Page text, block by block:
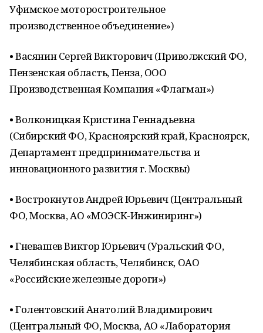
Уфимское моторостроительное
производственное объединение»)
• Васянин Сергей Викторович (Приволжский ФО,
Пензенская область, Пенза, ООО
Производственная Компания «Флагман»)
• Волконицкая Кристина Геннадьевна
(Сибирский ФО, Красноярский край, Красноярск,
Департамент предпринимательства и
инновационного развития г. Москвы)
• Вострокнутов Андрей Юрьевич (Центральный
ФО, Москва, АО «МОЭСК-Инжиниринг»)
• Гневашев Виктор Юрьевич (Уральский ФО,
Челябинская область, Челябинск, ОАО
«Российские железные дороги»)
• Голентовский Анатолий Владимирович
(Центральный ФО, Москва, АО «Лаборатория